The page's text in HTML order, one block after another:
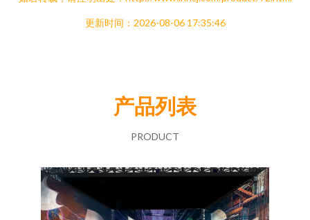
更新时间：2026-08-06 17:35:46
产品列表
PRODUCT